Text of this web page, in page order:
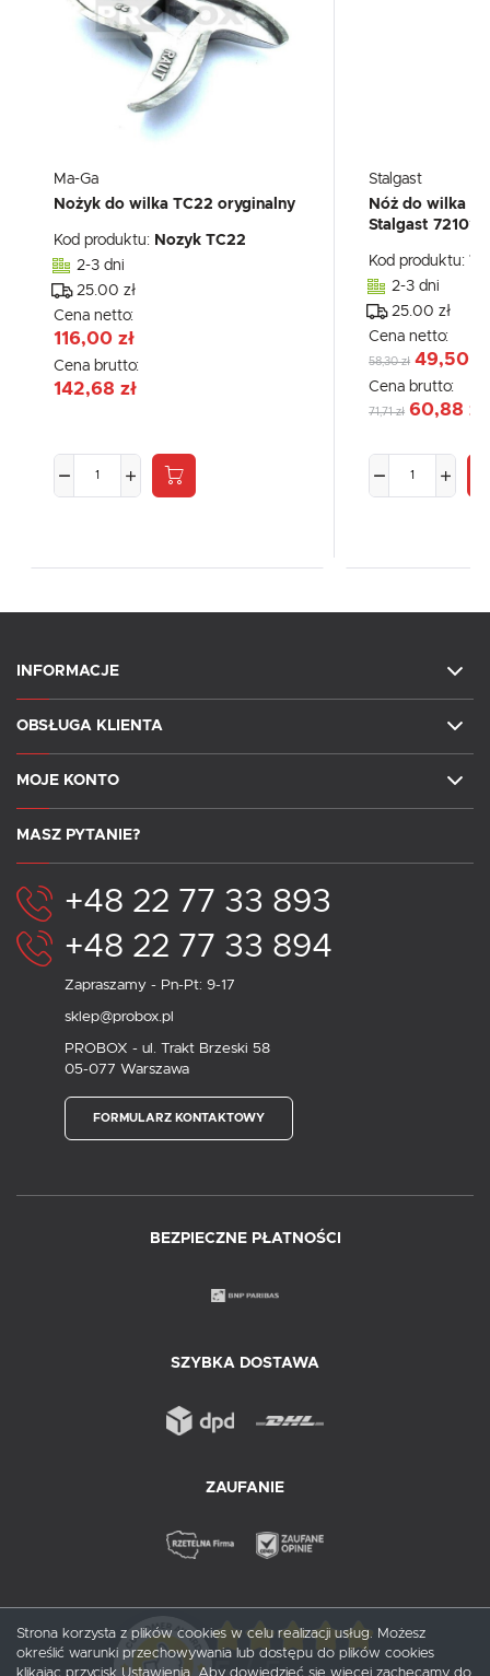
Ma-Ga
Nożyk do wilka TC22 oryginalny
Kod produktu: Nozyk TC22
2-3 dni
25.00 zł
Cena netto:
116,00 zł
Cena brutto:
142,68 zł
Stalgast
Nóż do wilka z
Stalgast 721010
Kod produktu:
2-3 dni
25.00 zł
Cena netto:
58,30 zł 49,50
Cena brutto:
71,71 zł 60,88 zł
INFORMACJE
OBSŁUGA KLIENTA
MOJE KONTO
MASZ PYTANIE?
+48 22 77 33 893
+48 22 77 33 894
Zapraszamy - Pn-Pt: 9-17
sklep@probox.pl
PROBOX - ul. Trakt Brzeski 58
05-077 Warszawa
FORMULARZ KONTAKTOWY
BEZPIECZNE PŁATNOŚCI
SZYBKA DOSTAWA
ZAUFANIE
Strona korzysta z plików cookies w celu realizacji usług. Możesz
określić warunki przechowywania lub dostępu do plików cookies
klikając przycisk Ustawienia. Aby dowiedzieć się więcej zachęcamy do